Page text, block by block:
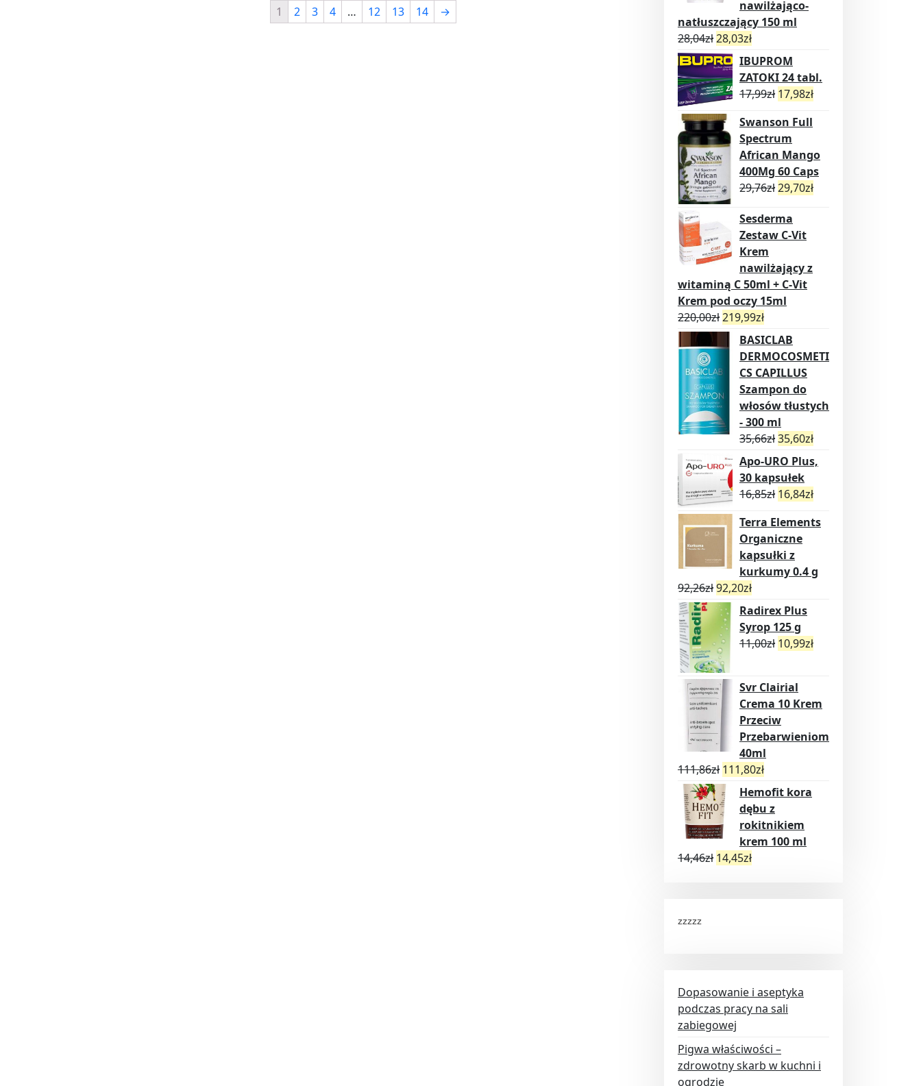
1 2 3 4 … 12 13 14 →
nawilżająco-
natłuszczający 150 ml
28,04zł28,03zł
IBUPROM
ZATOKI 24 tabl.
17,99zł 17,98zł
Swanson Full
Spectrum
African Mango
400Mg 60 Caps
29,76zł29,70zł
Sesderma
Zestaw C-Vit
Krem
nawilżający z
witaminą C 50ml + C-Vit
Krem pod oczy 15ml
220,00zł219,99zł
BASICLAB
DERMOCOSMETI
CS CAPILLUS
Szampon do
włosów tłustych
- 300 ml
35,66zł35,60zł
Apo-URO Plus,
30 kapsułek
16,85zł 16,84zł
Terra Elements
Organiczne
kapsułki z
kurkumy 0.4 g
92,26zł92,20zł
Radirex Plus
Syrop 125 g
11,00zł 10,99zł
Svr Clairial
Crema 10 Krem
Przeciw
Przebarwieniom
40ml
111,86zł 111,80zł
Hemofit kora
dębu z
rokitnikiem
krem 100 ml
14,46zł 14,45zł
zzzzz
Dopasowanie i aseptyka
podczas pracy na sali
zabiegowej
Pigwa właściwości –
zdrowotny skarb w kuchni i
ogrodzie